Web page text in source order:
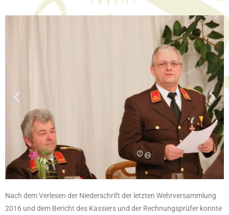
Nach dem Verlesen der Niederschrift der letzten Wehrversammlung
2016 und dem Bericht des Kassiers und der Rechnungsprüfer konnte